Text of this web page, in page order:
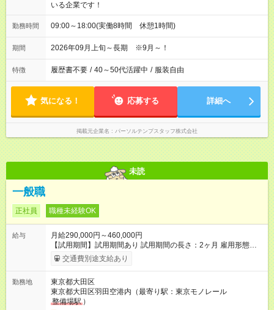
いる企業です！
勤務時間 09:00～18:00(実働8時間 休憩1時間)
期間 2026年09月上旬～長期 ※9月～！
特徴 履歴書不要 / 40～50代活躍中 / 服装自由
気になる！ 応募する 詳細へ
掲載元企業名 パーソルテンプスタッフ株式会社
未読
一般職
正社員 職種未経験OK
給与
月給290,000円～460,000円
【試用期間】試用期間あり 試用期間の長さ：2ヶ月 雇用形態、
給与は本採用時と同じです。 法定18歳以上限定
交通費別途支給あり
勤務地
東京都大田区
東京都大田区羽田空港内（最寄り駅：東京モノレール
整備場駅 ）